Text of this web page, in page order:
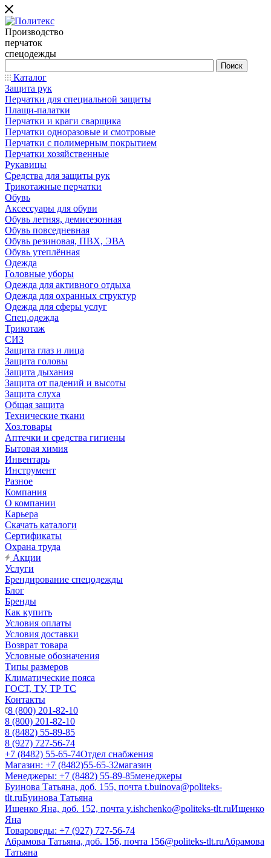
Производство
перчаток
спецодежды
Каталог
Защита рук
Перчатки для специальной защиты
Плащи-палатки
Перчатки и краги сварщика
Перчатки одноразовые и смотровые
Перчатки с полимерным покрытием
Перчатки хозяйственные
Рукавицы
Средства для защиты рук
Трикотажные перчатки
Обувь
Аксессуары для обуви
Обувь летняя, демисезонная
Обувь повседневная
Обувь резиновая, ПВХ, ЭВА
Обувь утеплённая
Одежда
Головные уборы
Одежда для активного отдыха
Одежда для охранных структур
Одежда для сферы услуг
Спец.одежда
Трикотаж
СИЗ
Защита глаз и лица
Защита головы
Защита дыхания
Защита от падений и высоты
Защита слуха
Общая защита
Технические ткани
Хоз.товары
Аптечки и средства гигиены
Бытовая химия
Инвентарь
Инструмент
Разное
Компания
О компании
Карьера
Cкачать каталоги
Сертификаты
Охрана труда
Акции
Услуги
Брендирование спецодежды
Блог
Бренды
Как купить
Условия оплаты
Условия доставки
Возврат товара
Условные обозначения
Типы размеров
Климатические пояса
ГОСТ, ТУ, ТР ТС
Контакты
8 (800) 201-82-10
8 (800) 201-82-10
8 (8482) 55-89-85
8 (927) 727-56-74
+7 (8482) 55-65-74Отдел снабжения
Магазин: +7 (8482)55-65-32магазин
Менеджеры: +7 (8482) 55-89-85менеджеры
Буинова Татьяна, доб. 155, почта t.buinova@politeks-
tlt.ruБуинова Татьяна
Ищенко Яна, доб. 152, почта y.ishchenko@politeks-tlt.ruИщенко
Яна
Товароведы: +7 (927) 727-56-74
Абрамова Татьяна, доб. 156, почта 156@politeks-tlt.ruАбрамова
Татьяна